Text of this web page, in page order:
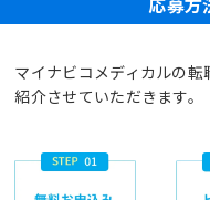
マイナビコメディカルの
紹介させていただきます。